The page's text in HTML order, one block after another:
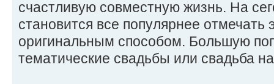
счастливую совместную жизнь. На
становится все популярнее отмечать
оригинальным способом. Большую
тематические свадьбы или свадьба